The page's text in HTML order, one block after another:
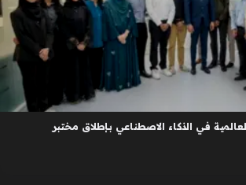
في الذكاء الاصطناعي بإطلاق مختبر